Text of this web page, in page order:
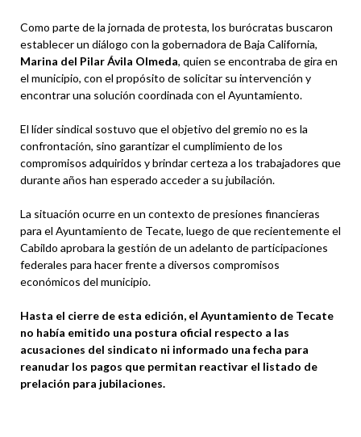
Como parte de la jornada de protesta, los burócratas buscaron
establecer un diálogo con la gobernadora de Baja California,
Marina del Pilar Ávila Olmeda, quien se encontraba de gira en
el municipio, con el propósito de solicitar su intervención y
encontrar una solución coordinada con el Ayuntamiento.
El líder sindical sostuvo que el objetivo del gremio no es la
confrontación, sino garantizar el cumplimiento de los
compromisos adquiridos y brindar certeza a los trabajadores que
durante años han esperado acceder a su jubilación.
La situación ocurre en un contexto de presiones financieras
para el Ayuntamiento de Tecate, luego de que recientemente el
Cabildo aprobara la gestión de un adelanto de participaciones
federales para hacer frente a diversos compromisos
económicos del municipio.
Hasta el cierre de esta edición, el Ayuntamiento de Tecate
no había emitido una postura oficial respecto a las
acusaciones del sindicato ni informado una fecha para
reanudar los pagos que permitan reactivar el listado de
prelación para jubilaciones.